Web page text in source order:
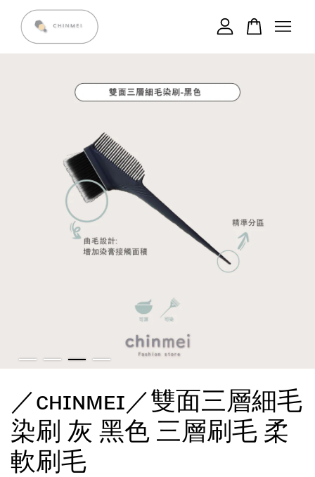
／ᴄʜɪɴᴍᴇɪ／雙面三層細毛
染刷 灰 黑色 三層刷毛 柔
軟刷毛